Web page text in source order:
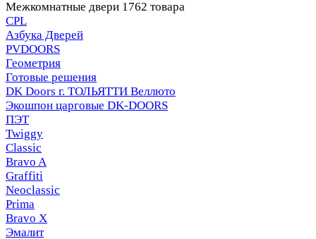
Межкомнатные двери 1762 товара
CPL
Азбука Дверей
PVDOORS
Геометрия
Готовые решения
DK Doors г. ТОЛЬЯТТИ Веллюто
Экошпон царговые DK-DOORS
ПЭТ
Twiggy
Classic
Bravo A
Graffiti
Neoclassic
Prima
Bravo X
Эмалит